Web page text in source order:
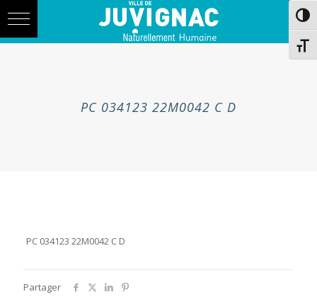
navigation
PC 034123 22M0042 C D
PC 034123 22M0042 C D
Partager